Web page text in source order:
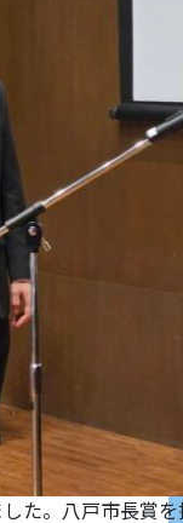
た。八戸市長賞